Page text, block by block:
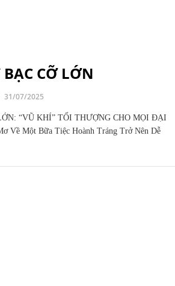
CỠ LỚN
31/07/2025
“VŨ KHÍ” TỐI THƯỢNG CHO MỌI ĐẠI
Về Một Bữa Tiệc Hoành Tráng Trở Nên Dễ